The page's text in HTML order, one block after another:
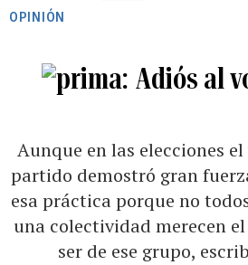
OPINIÓN
Adiós al
Aunque en las elecciones
partido demostró gran
esa práctica porque no
una colectividad merecen
ser de ese grupo,